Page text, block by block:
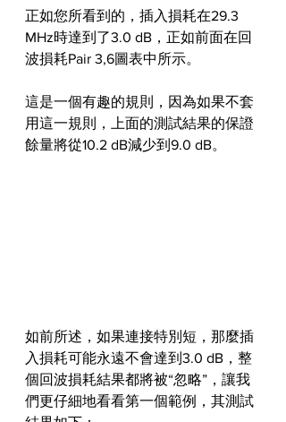
正如您所看到的，插入損耗在29.3
MHz時達到了3.0 dB，正如前面在回
波損耗Pair 3,6圖表中所示。
這是一個有趣的規則，因為如果不套
用這一規則，上面的測試結果的保證
餘量將從10.2 dB減少到9.0 dB。
如前所述，如果連接特別短，那麼插
入損耗可能永遠不會達到3.0 dB，整
個回波損耗結果都將被“忽略”，讓我
們更仔細地看看第一個範例，其測試